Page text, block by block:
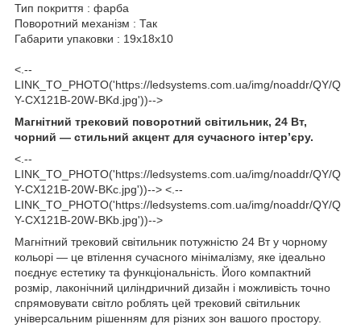
Тип покриття : фарба
Поворотний механізм : Так
Габарити упаковки : 19x18x10
<.--
LINK_TO_PHOTO('https://ledsystems.com.ua/img/noaddr/QY/Q
Y-CX121B-20W-BKd.jpg'))-->
Магнітний трековий поворотний світильник, 24 Вт,
чорний — стильний акцент для сучасного інтер’єру.
<.--
LINK_TO_PHOTO('https://ledsystems.com.ua/img/noaddr/QY/Q
Y-CX121B-20W-BKc.jpg'))--> <.--
LINK_TO_PHOTO('https://ledsystems.com.ua/img/noaddr/QY/Q
Y-CX121B-20W-BKb.jpg'))-->
Магнітний трековий світильник потужністю 24 Вт у чорному
кольорі — це втілення сучасного мінімалізму, яке ідеально
поєднує естетику та функціональність. Його компактний
розмір, лаконічний циліндричний дизайн і можливість точно
спрямовувати світло роблять цей трековий світильник
універсальним рішенням для різних зон вашого простору.